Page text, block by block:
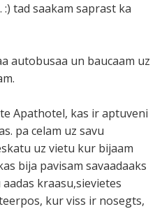
tad saakam saprast ka
autobusaa un baucaam uz
Apathotel, kas ir aptuveni
pa celam uz savu
uz vietu kur bijaam
bija pavisam savaadaaks
kraasu,sievietes
kur viss ir nosegts,